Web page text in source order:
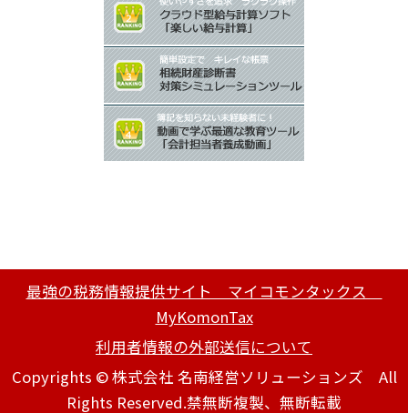
最強の税務情報提供サイト マイコモンタックス
MyKomonTax
利用者情報の外部送信について
Copyrights © 株式会社 名南経営ソリューションズ All
Rights Reserved.禁無断複製、無断転載